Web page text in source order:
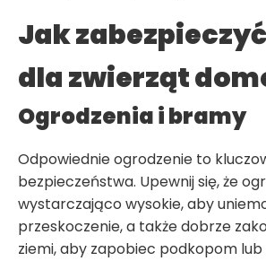
Jak
dla zwierząt
Ogrodzenia i bramy
Odpowiednie ogrodzenie to
bezpieczeństwa. Upewnij się, że
wystarczająco wysokie, aby
przeskoczenie, a także dobrze
ziemi, aby zapobiec podkopom lub